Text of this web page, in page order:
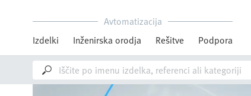
Avtomatizacija
Izdelki
Inženirska orodja Rešitve Podpora